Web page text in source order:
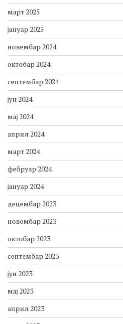
март 2025
јануар 2025
новембар 2024
октобар 2024
септембар 2024
јун 2024
мај 2024
април 2024
март 2024
фебруар 2024
јануар 2024
децембар 2023
новембар 2023
октобар 2023
септембар 2023
јун 2023
мај 2023
април 2023